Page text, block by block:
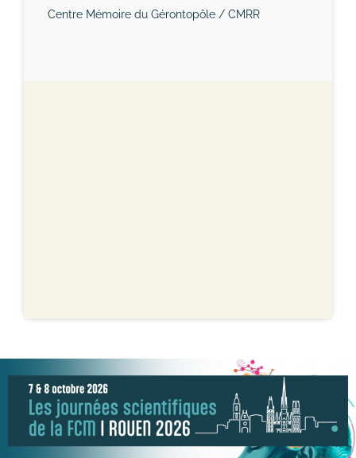
Centre Mémoire du Gérontopôle / CMRR